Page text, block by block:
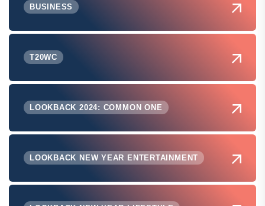
BUSINESS
T20WC
LOOKBACK 2024: COMMON ONE
LOOKBACK NEW YEAR ENTERTAINMENT